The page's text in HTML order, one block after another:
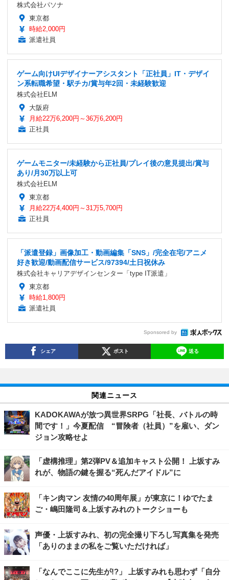
株式会社パソナ
東京都
時給2,000円
派遣社員
ゲーム向けUIデザイナーアシスタント「正社員」IT・デザイ
ン系転職希望・駅チカ/賞与年2回・未経験歓迎
株式会社ELM
大阪府
月給22万6,200円～36万6,200円
正社員
ゲームモニター/未経験から正社員/プレイ後の意見提出/賞与
あり/月30万以上可
株式会社ELM
東京都
月給22万4,400円～31万5,700円
正社員
「派遣登録」画像加工・動画編集「SNS」/完全在宅/アニメ
好き歓迎/動画配信サービス/97394/土日祝休み
株式会社キャリアデザインセンター「type IT派遣」
東京都
時給1,800円
派遣社員
Sponsored by
シェア ポスト 送る
関連ニュース
KADOKAWAが放つ異世界SRPG「社長、バトルの時
間です！」今夏配信 “冒険者（社員）”を雇い、ダン
ジョン攻略せよ
「虚構推理」第2弾PV＆追加キャスト公開！ 上坂すみ
れが、物語の鍵を握る“死んだアイドル”に
「キン肉マン 友情の40周年展」が東京に！ゆでたま
ご・嶋田隆司＆上坂すみれのトークショーも
声優・上坂すみれ、初の完全撮り下ろし写真集を発売
「ありのままの私をご覧いただければ」
「なんでここに先生が!?」 上坂すみれも思わず「自分